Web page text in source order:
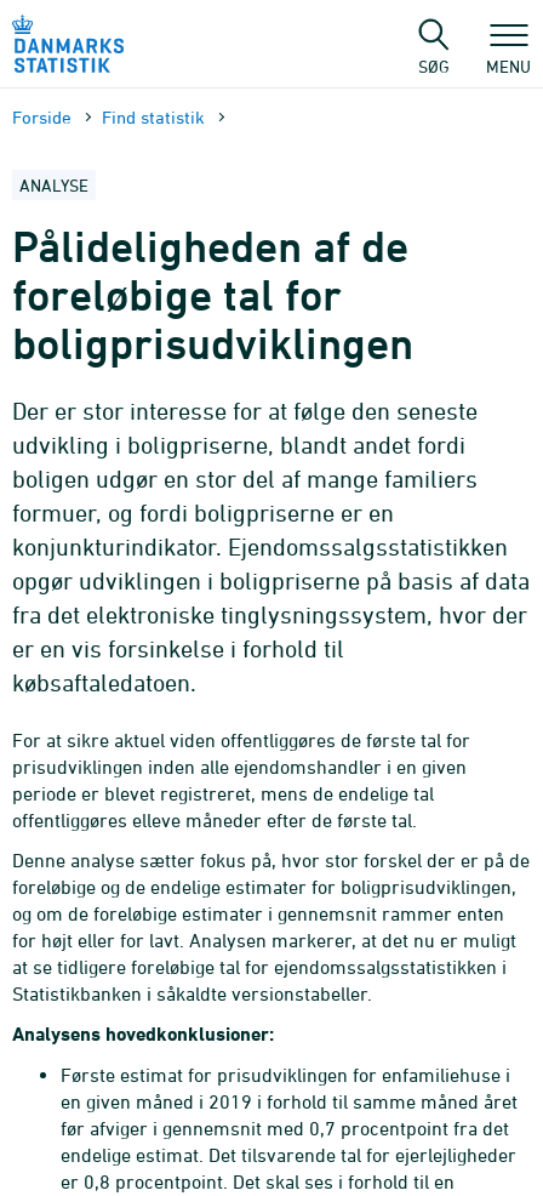
sidens
SØG MENU
Forside Find statistik
ANALYSE
Pålideligheden af de
foreløbige tal for
boligprisudviklingen
Der er stor interesse for at følge den seneste
udvikling i boligpriserne, blandt andet fordi
boligen udgør en stor del af mange familiers
formuer, og fordi boligpriserne er en
konjunkturindikator. Ejendomssalgsstatistikken
opgør udviklingen i boligpriserne på basis af data
fra det elektroniske tinglysningssystem, hvor der
er en vis forsinkelse i forhold til
købsaftaledatoen.
For at sikre aktuel viden offentliggøres de første tal for
prisudviklingen inden alle ejendomshandler i en given
periode er blevet registreret, mens de endelige tal
offentliggøres elleve måneder efter de første tal.
Denne analyse sætter fokus på, hvor stor forskel der er på de
foreløbige og de endelige estimater for boligprisudviklingen,
og om de foreløbige estimater i gennemsnit rammer enten
for højt eller for lavt. Analysen markerer, at det nu er muligt
at se tidligere foreløbige tal for ejendomssalgsstatistikken i
Statistikbanken i såkaldte versionstabeller.
Analysens hovedkonklusioner:
Første estimat for prisudviklingen for enfamiliehuse i
en given måned i 2019 i forhold til samme måned året
før afviger i gennemsnit med 0,7 procentpoint fra det
endelige estimat. Det tilsvarende tal for ejerlejligheder
er 0,8 procentpoint. Det skal ses i forhold til en